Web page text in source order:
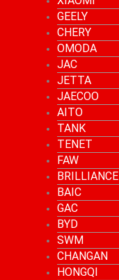
GEELY
CHERY
OMODA
JAC
JETTA
JAECOO
AITO
TANK
TENET
FAW
BRILLIANCE
BAIC
GAC
BYD
SWM
CHANGAN
HONGQI